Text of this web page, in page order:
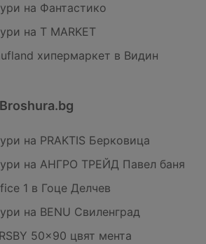
на Фантастико
на T MARKET
хипермаркет в Видин
на PRAKTIS Берковица
на АНГРО ТРЕЙД Павел баня
1 в Гоце Делчев
на BENU Свиленград
50x90 цвят мента